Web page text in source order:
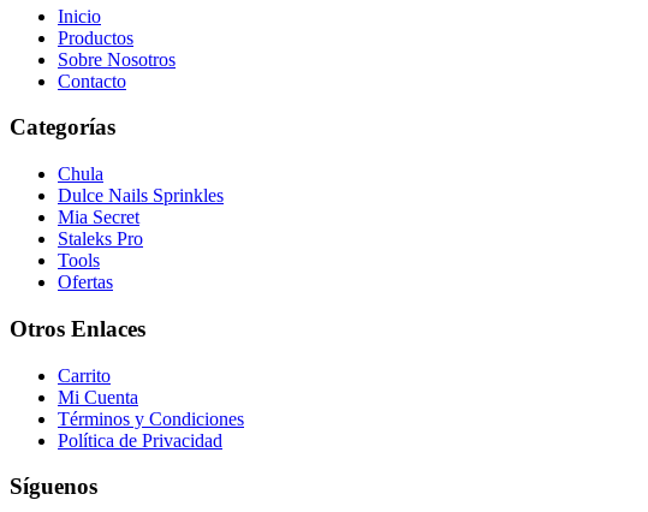
Inicio
Productos
Sobre Nosotros
Contacto
Categorías
Chula
Dulce Nails Sprinkles
Mia Secret
Staleks Pro
Tools
Ofertas
Otros Enlaces
Carrito
Mi Cuenta
Términos y Condiciones
Política de Privacidad
Síguenos